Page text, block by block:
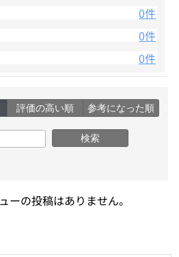
0件
0件
0件
評価の高い順 参考になった順
検索
ーの投稿はありません。